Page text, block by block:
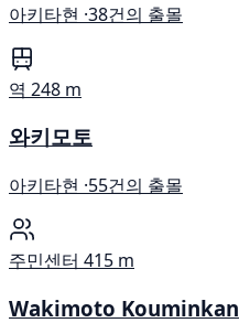
아키타현 ·38건의 출몰
역 248 m
와키모토
아키타현 ·55건의 출몰
주민센터 415 m
Wakimoto Kouminkan